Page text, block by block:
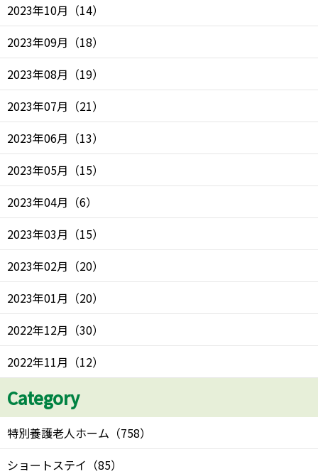
2023年10月 （14）
2023年09月 （18）
2023年08月 （19）
2023年07月 （21）
2023年06月 （13）
2023年05月 （15）
2023年04月 （6）
2023年03月 （15）
2023年02月 （20）
2023年01月 （20）
2022年12月 （30）
2022年11月 （12）
Category
特別養護老人ホーム （758）
ショートステイ （85）